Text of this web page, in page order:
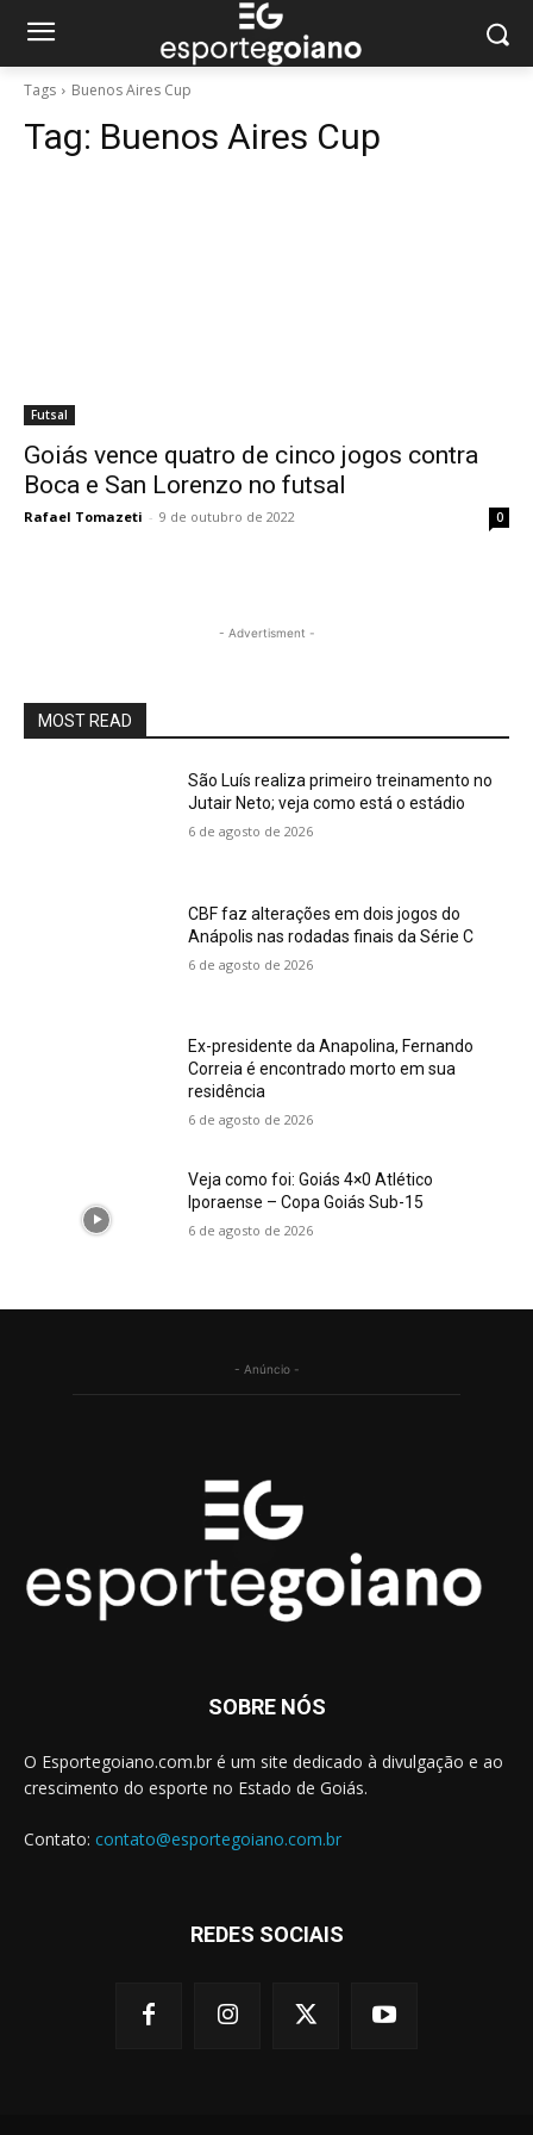
Tags Buenos Aires Cup
Tag: Buenos Aires Cup
Futsal
Goiás vence quatro de cinco jogos contra
Boca e San Lorenzo no futsal
Rafael Tomazeti - 9 de outubro de 2022 0
- Advertisment -
MOST READ
São Luís realiza primeiro treinamento no
Jutair Neto; veja como está o estádio
6 de agosto de 2026
CBF faz alterações em dois jogos do
Anápolis nas rodadas finais da Série C
6 de agosto de 2026
Ex-presidente da Anapolina, Fernando
Correia é encontrado morto em sua
residência
6 de agosto de 2026
Veja como foi: Goiás 4×0 Atlético
Iporaense – Copa Goiás Sub-15
6 de agosto de 2026
- Anúncio -
SOBRE NÓS
O Esportegoiano.com.br é um site dedicado à divulgação e ao
crescimento do esporte no Estado de Goiás.
Contato: contato@esportegoiano.com.br
REDES SOCIAIS